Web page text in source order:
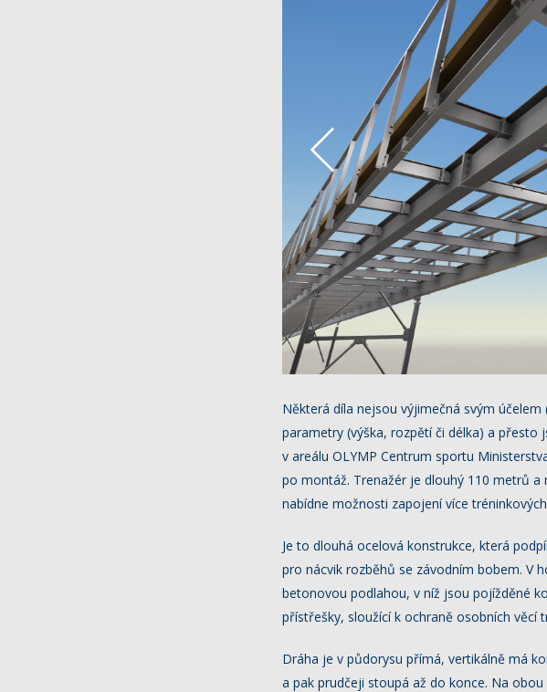
Některá díla nejsou výjimečná svým
parametry (výška, rozpětí či délka) a
v areálu OLYMP Centrum sportu
po montáž. Trenažér je dlouhý 110 metrů a
nabídne možnosti zapojení více
Je to dlouhá ocelová konstrukce, která
pro nácvik rozběhů se závodním bobem. V
betonovou podlahou, v níž jsou pojížděné
přístřešky, sloužící k ochraně osobních věcí
Dráha je v půdorysu přímá, vertikálně má
a pak prudčeji stoupá až do konce. Na